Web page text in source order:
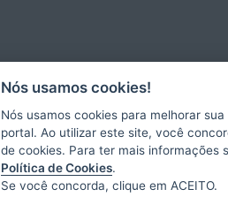
Nós usamos cookies!
Nós usamos cookies para melhorar
portal. Ao utilizar este site, você
de cookies. Para ter mais informações
Política de Cookies.
Se você concorda, clique em ACEITO.